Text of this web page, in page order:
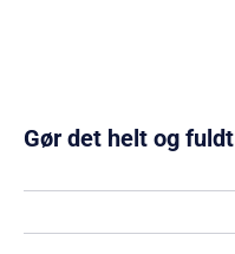
Gør det helt og fuldt